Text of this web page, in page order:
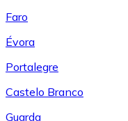
Faro
Évora
Portalegre
Castelo Branco
Guarda